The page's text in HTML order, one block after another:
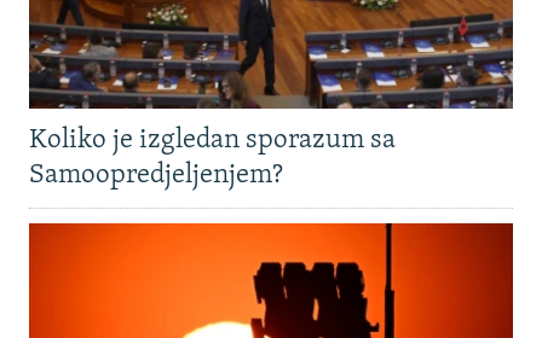
Koliko je izgledan sporazum sa
Samoopredjeljenjem?